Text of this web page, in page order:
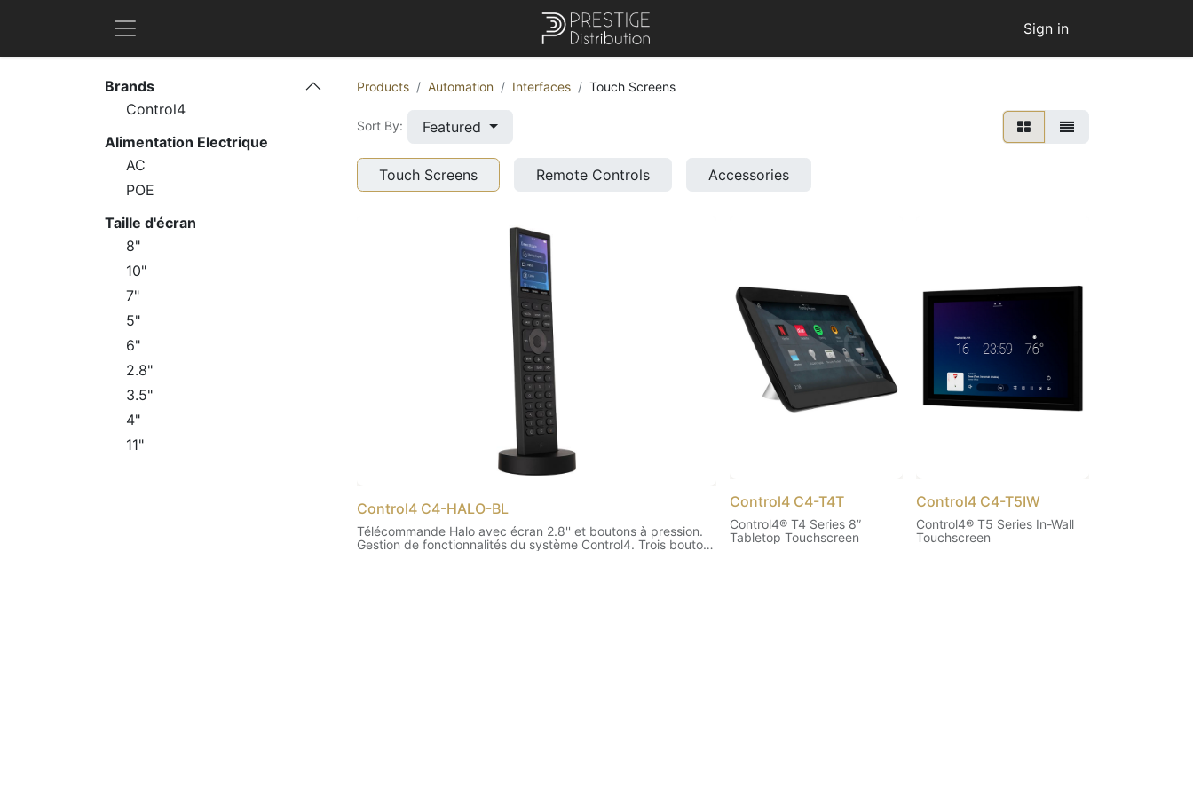
Sign in
Brands
Control4
Alimentation Electrique
AC
POE
Taille d'écran
8"
10"
7"
5"
6"
2.8"
3.5"
4"
11"
Products Automation Interfaces Touch Screens
Sort By: Featured
Touch Screens Remote Controls Accessories
Control4 C4-HALO-BL
Télécommande Halo avec écran 2.8'' et boutons à pression.
Gestion de fonctionnalités du système Control4. Trois boutons
Control4 C4-T4T
Control4® T4 Series 8”
Tabletop Touchscreen
Control4 C4-T5IW
Control4® T5 Series In-Wall
Touchscreen